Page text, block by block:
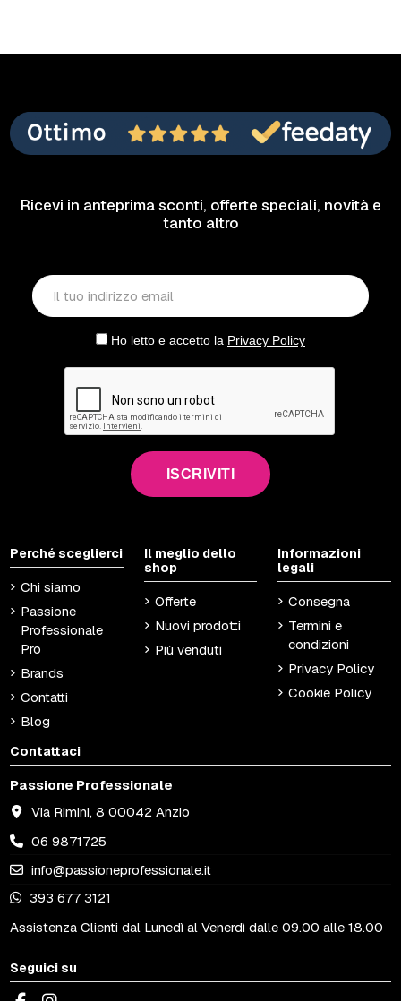
Ricevi in anteprima sconti, offerte speciali, novità e
tanto altro
Ho letto e accetto la Privacy Policy
ISCRIVITI
Perché sceglierci
Chi siamo
Passione
Professionale
Pro
Brands
Contatti
Blog
Il meglio dello
shop
Offerte
Nuovi prodotti
Più venduti
Informazioni
legali
Consegna
Termini e
condizioni
Privacy Policy
Cookie Policy
Contattaci
Passione Professionale
Via Rimini, 8 00042 Anzio
06 9871725
info@passioneprofessionale.it
393 677 3121
Assistenza Clienti dal Lunedì al Venerdì dalle 09.00 alle 18.00
Seguici su